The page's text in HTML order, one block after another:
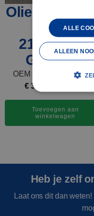
D13 -
21122541 -
Gebruikt
OEM nummer:
€ 375,00
Toevoegen aan
winkelwagen
Heb je zelf
Laat ons dit dan
ALLE
ALLEEN